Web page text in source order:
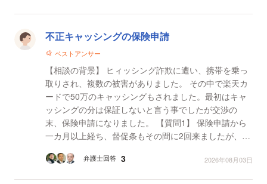
不正キャッシングの保険申請
ベストアンサー
【相談の背景】 ヒィッシング詐欺に遭い、携帯を乗っ
取りされ、複数の被害がありました。 その中で楽天カ
ードで50万のキャッシングもされました。最初はキャ
ッシングの分は保証しないと言う事でしたが交渉の
末、保険申請になりました。 【質問1】 保険申請から
一カ月以上経ち、督促条もその間に2回来ましたが、一
届...
弁護士回答 3 2026年08月03日